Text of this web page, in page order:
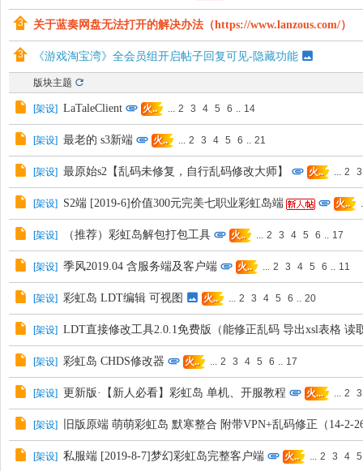
关于蓝奏网盘无法打开的解决办法（https://www.lanzous.com/）
《游戏淘宝湾》全会员组开启帖子回复可见-隐藏功能
版块主题
[架设] LaTaleClient 火.. ... 2 3 4 5 6 .. 14
[架设] 最老的 s3新端 火.. ... 2 3 4 5 6 .. 21
[架设] 最原始s2【乱码未修复，自行乱码修改大师】 火.. ... 2 3
[架设] S2端 [2019-6]价值300元完美七职业彩虹岛端 火..
[架设] （推荐）彩虹岛解包打包工具 火.. ... 2 3 4 5 6 .. 17
[架设] 季风2019.04 含服务端及客户端 火.. ... 2 3 4 5 6 .. 11
[架设] 彩虹岛 LDT编辑 可视图 火.. ... 2 3 4 5 6 .. 20
[架设] LDT直接修改工具2.0.1免费版（能修正乱码 导出xsl表格 读
[架设] 彩虹岛 CHDS修改器 火.. ... 2 3 4 5 6 .. 17
[架设] 更新版·【新人必看】彩虹岛 单机、开服教程 火... ... 2 3
[架设] 旧版原端 萌萌彩虹岛 默寒整合 附带VPN+乱码修正（14-2-
[架设] 私服端 [2019-8-7]梦幻彩虹岛完整客户端 火.. ... 2 3 4 5